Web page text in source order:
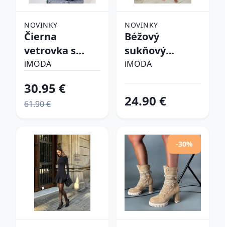
NOVINKY
Čierna
vetrovka s
kapucňou
iMODA
30.95 €
61.90 €
NOVINKY
Béžový
sukňový
komplet
iMODA
24.90 €
-30%